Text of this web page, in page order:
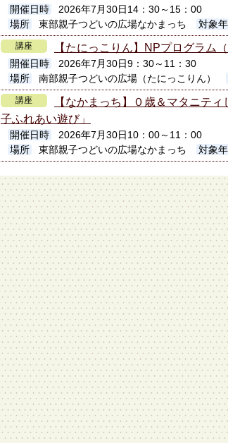
開催日時
2026年7月30日14：30～15：00
場所
東部親子つどいの広場なかまっち 対象
講座 【たにっこりん】NPプログラム
開催日時
2026年7月30日9：30～11：30
場所
南部親子つどいの広場（たにっこりん）
講座
【なかまっち】０歳＆マタニテ
子ふれあい遊び」
開催日時
2026年7月30日10：00～11：00
場所
東部親子つどいの広場なかまっち 対象